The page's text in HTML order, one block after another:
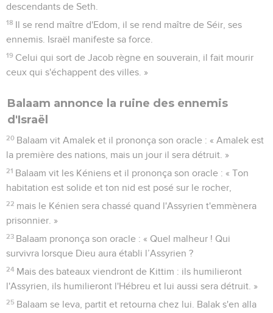
descendants de Seth.
18 Il se rend maître d'Edom, il se rend maître de Séir, ses
ennemis. Israël manifeste sa force.
19 Celui qui sort de Jacob règne en souverain, il fait mourir
ceux qui s'échappent des villes. »
Balaam annonce la ruine des ennemis
d'Israël
20 Balaam vit Amalek et il prononça son oracle : « Amalek est
la première des nations, mais un jour il sera détruit. »
21 Balaam vit les Kéniens et il prononça son oracle : « Ton
habitation est solide et ton nid est posé sur le rocher,
22 mais le Kénien sera chassé quand l'Assyrien t'emmènera
prisonnier. »
23 Balaam prononça son oracle : « Quel malheur ! Qui
survivra lorsque Dieu aura établi l’Assyrien ?
24 Mais des bateaux viendront de Kittim : ils humilieront
l'Assyrien, ils humilieront l'Hébreu et lui aussi sera détruit. »
25 Balaam se leva, partit et retourna chez lui. Balak s'en alla